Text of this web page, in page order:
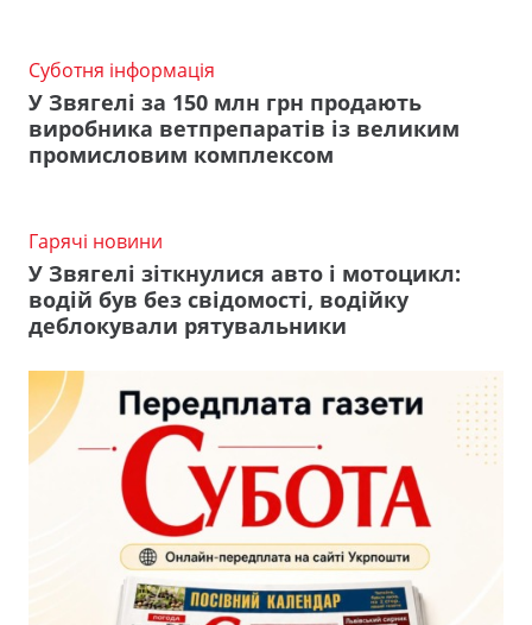
Суботня інформація
У Звягелі за 150 млн грн продають
виробника ветпрепаратів із великим
промисловим комплексом
Гарячі новини
У Звягелі зіткнулися авто і мотоцикл:
водій був без свідомості, водійку
деблокували рятувальники